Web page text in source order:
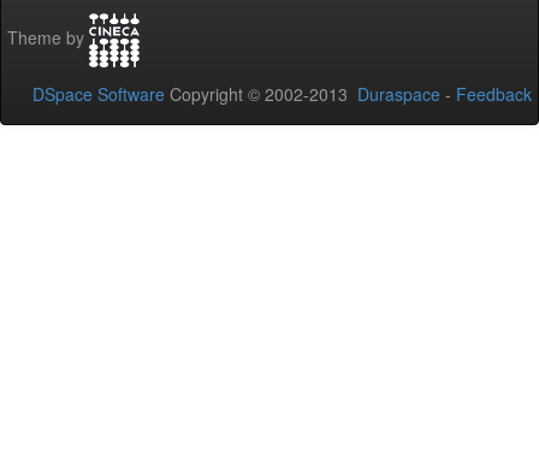
Theme by
DSpace Software Copyright © 2002-2013 Duraspace - Feedback